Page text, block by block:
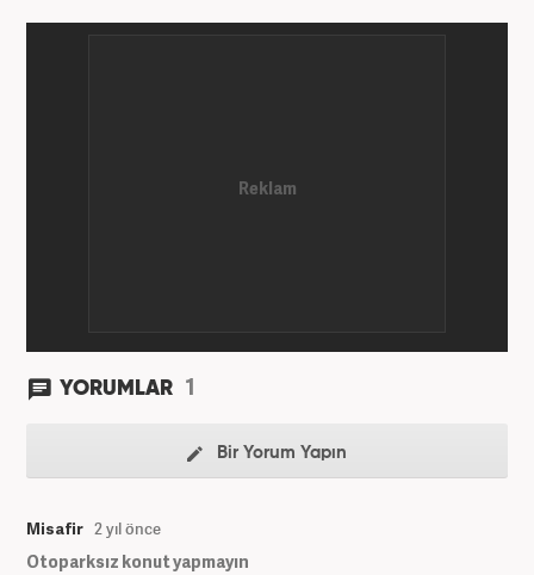
grafik ve video hazırladım. Kariyerime Haber7'de
YORUMLAR 1
Bir Yorum Yapın
Misafir 2 yıl önce
Otoparksız konut yapmayın